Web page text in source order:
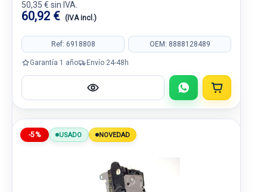
50,35 € sin IVA.
60,92 € (IVA incl.)
Ref: 6918808 OEM: 8888128489
Garantía 1 año Envío 24-48h
-5% USADO NOVEDAD